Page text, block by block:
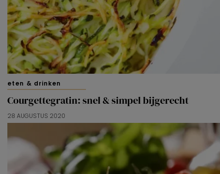
eten & drinken
Courgettegratin: snel & simpel bijgerecht
28 AUGUSTUS 2020